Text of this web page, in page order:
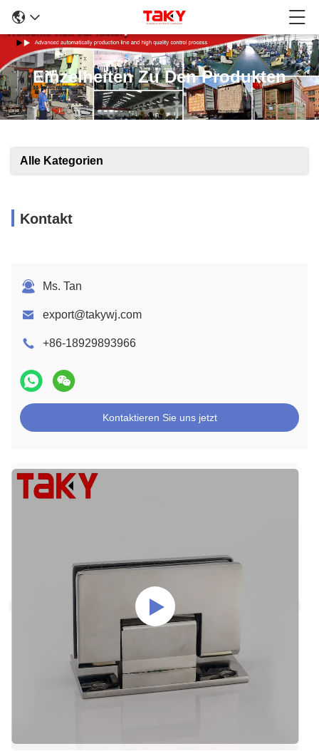
Einzelheiten Zu Den Produkten
Alle Kategorien
Kontakt
Ms. Tan
export@takywj.com
+86-18929893966
Kontaktieren Sie uns jetzt